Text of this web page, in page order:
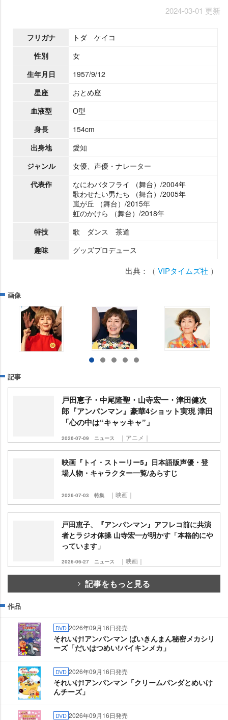
2024-03-01 更新
フリガナ
トダ ケイコ
性別
女
生年月日
1957/9/12
星座
おとめ座
血液型
O型
身長
154cm
出身地
愛知
ジャンル
女優、声優・ナレーター
代表作
なにわバタフライ （舞台）/2004年
歌わせたい男たち （舞台）/2005年
嵐が丘 （舞台）/2015年
虹のかけら （舞台）/2018年
特技
歌 ダンス 茶道
趣味
グッズプロデュース
出典：（ VIPタイムズ社 ）
画像
記事
戸田恵子・中尾隆聖・山寺宏一・津田健次
郎『アンパンマン』豪華4ショット実現 津田
「心の中は“キャッキャ”」
2026-07-09 ニュース ｜アニメ｜
映画『トイ・ストーリー5』日本語版声優・登
場人物・キャラクター一覧/あらすじ
2026-07-03 特集 ｜映画｜
戸田恵子、『アンパンマン』アフレコ前に共演
者とラジオ体操 山寺宏一が明かす「本格的に
っています」
2026-06-27 ニュース ｜映画｜
記事をもっと見る
作品
DVD 2026年09月16日発売
それいけ!アンパンマン ばいきんまん秘密メカシリ
ーズ「だいはつめい!バイキンメカ」
DVD 2026年09月16日発売
それいけ!アンパンマン「クリームパンダとめいけ
んチーズ」
DVD 2026年09月16日発売